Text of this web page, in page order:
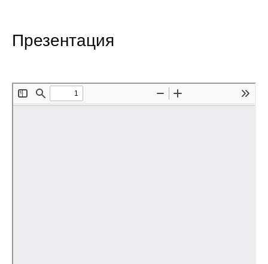
Стандарты оформления
О журнале
Презентация